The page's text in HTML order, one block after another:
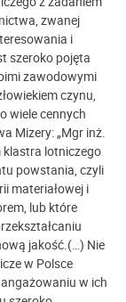
zwanej
i
szeroko pojęta
zawodowymi
czynu,
wiele cennych
Mizery: „Mgr inż.
klastra lotniczego
powstania, czyli
materiałowej i
lub które
jakość.(…) Nie
w Polsce
w ich